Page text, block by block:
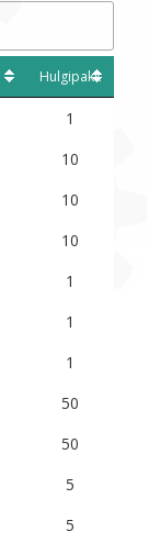
Hulgipakk
1
10
10
10
1
1
1
50
50
5
5